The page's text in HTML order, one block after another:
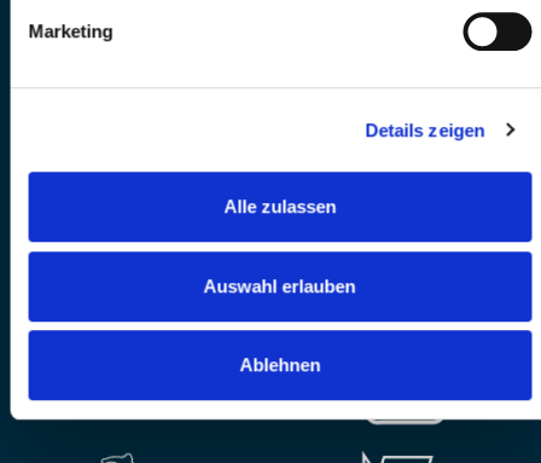
Marketing
Details zeigen
Alle zulassen
Auswahl erlauben
Ablehnen